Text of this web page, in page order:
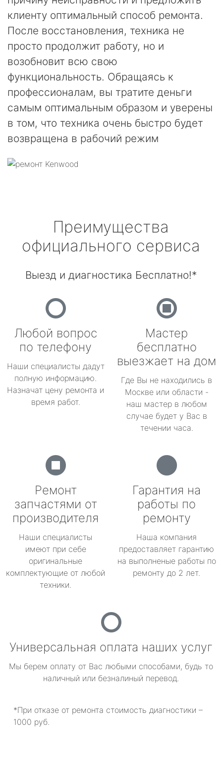
клиенту оптимальный способ ремонта.
После восстановления, техника не
просто продолжит работу, но и
возобновит всю свою
функциональность. Обращаясь к
профессионалам, вы тратите деньги
самым оптимальным образом и уверены
в том, что техника очень быстро будет
возвращена в рабочий режим
Преимущества
официального сервиса
Выезд и диагностика Бесплатно!*
Любой вопрос
по телефону
Наши специалисты дадут
полную информацию.
Назначат цену ремонта и
время работ.
Мастер
бесплатно
выезжает на дом
Где Вы не находились в
Москве или области -
наш мастер в любом
случае будет у Вас в
течении часа.
Ремонт
запчастями от
производителя
Наши специалисты
имеют при себе
оригинальные
комплектующие от любой
техники.
Гарантия на
работы по
ремонту
Наша компания
предоставляет гарантию
на выполненые работы по
ремонту до 2 лет.
Универсальная оплата наших услуг
Мы берем оплату от Вас любыми способами, будь то
наличный или безналиный перевод.
*При отказе от ремонта стоимость диагностики –
1000 руб.